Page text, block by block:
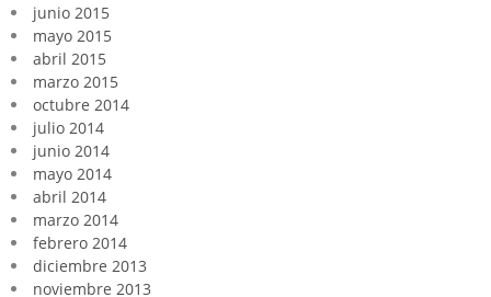
junio 2015
mayo 2015
abril 2015
marzo 2015
octubre 2014
julio 2014
junio 2014
mayo 2014
abril 2014
marzo 2014
febrero 2014
diciembre 2013
noviembre 2013